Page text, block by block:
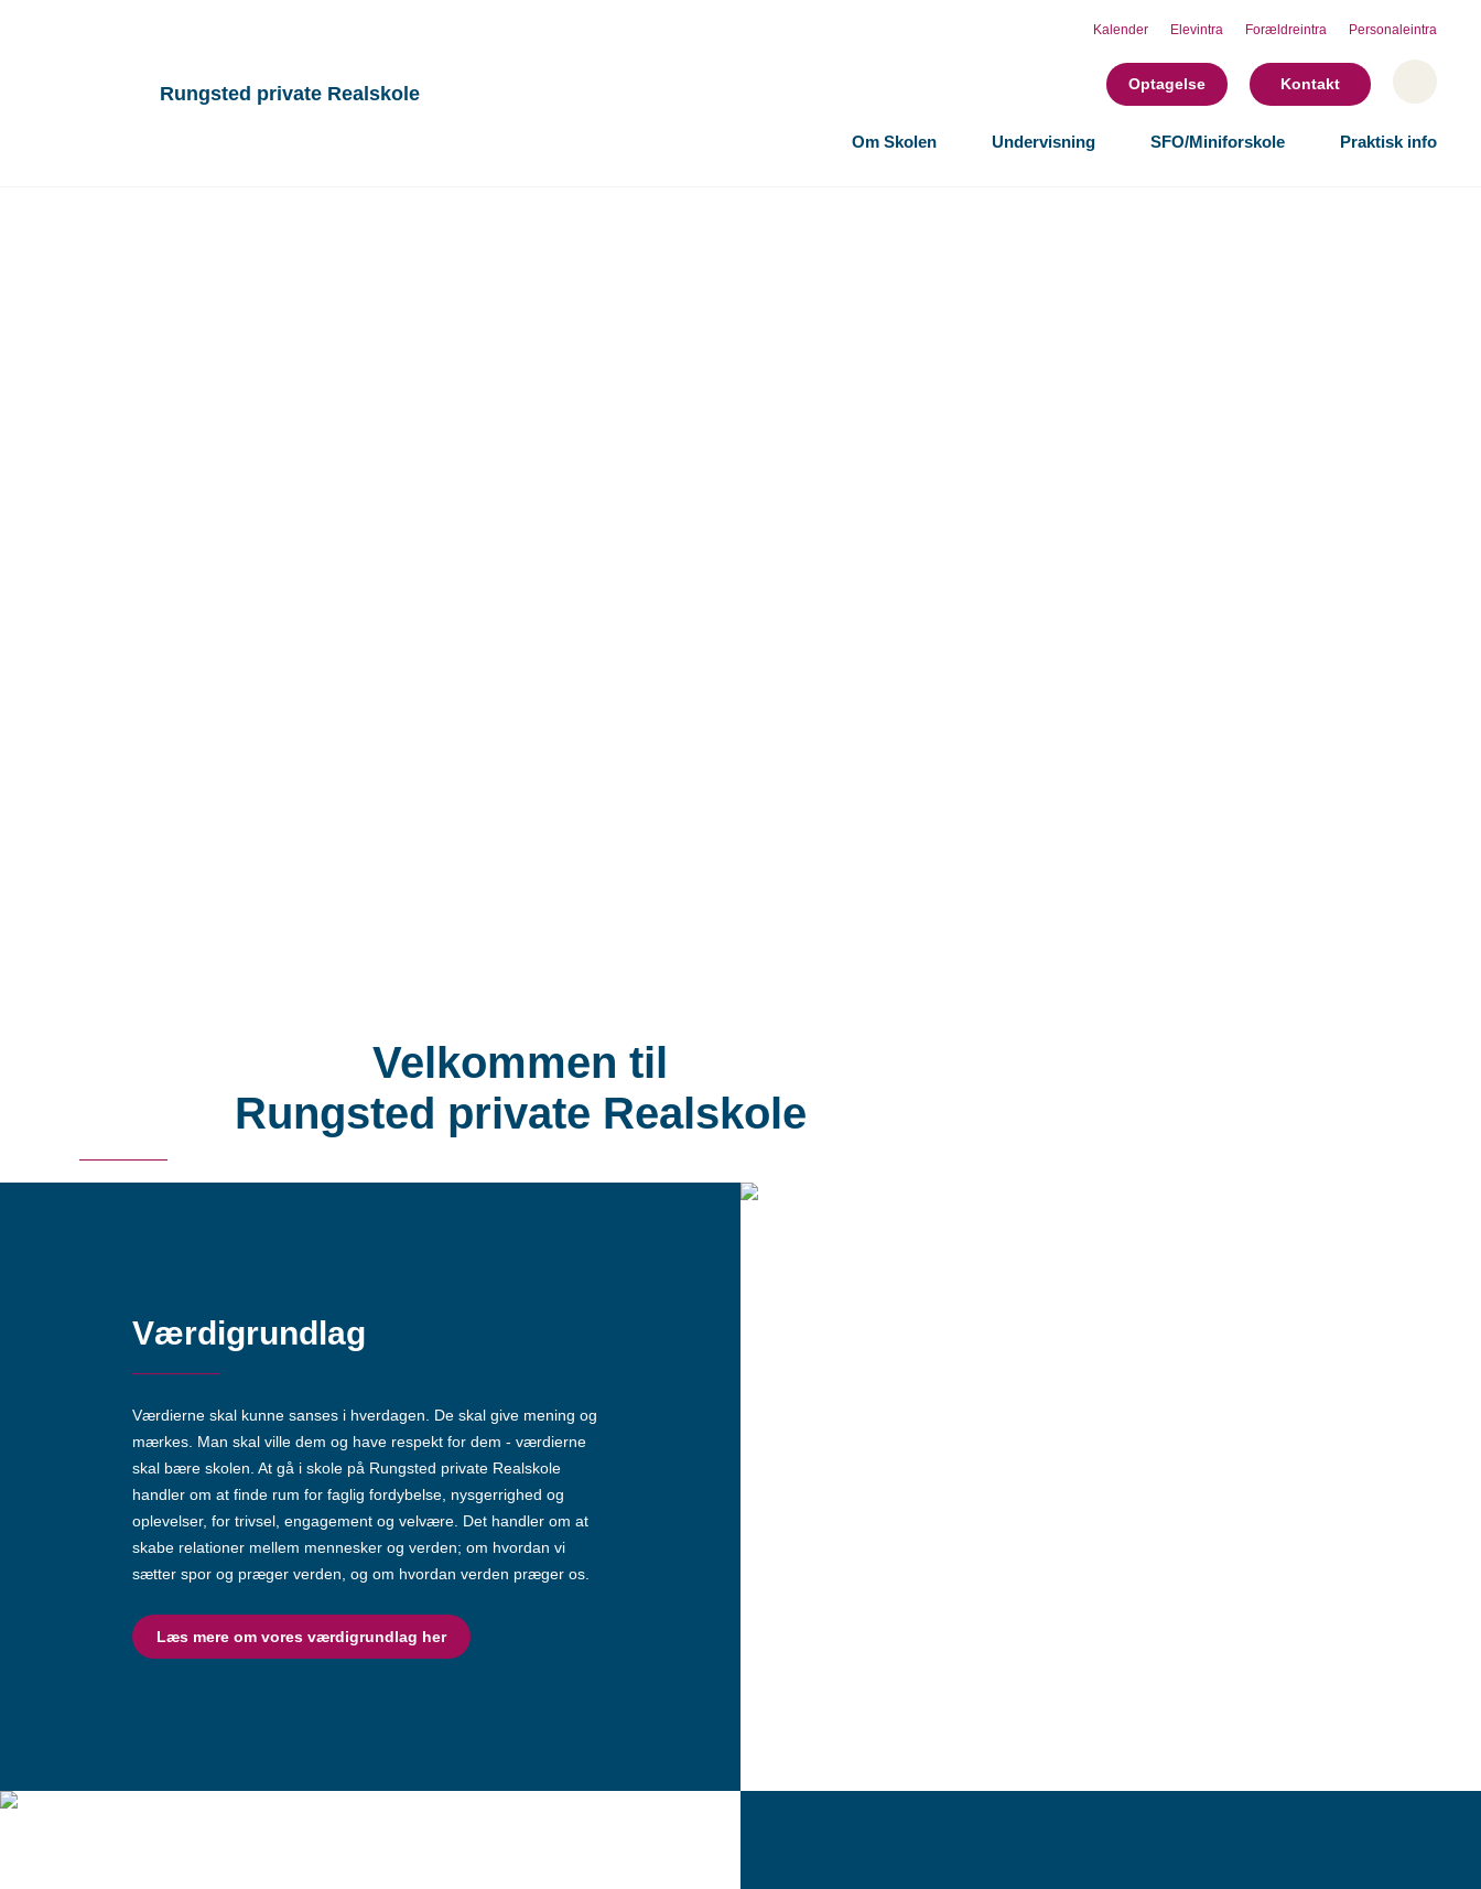
Rungsted private Realskole
Kalender Elevintra Forældreintra Personaleintra
Optagelse Kontakt
Om Skolen Undervisning SFO/Miniforskole Praktisk info
Velkommen til
Rungsted private Realskole
Værdigrundlag
Værdierne skal kunne sanses i hverdagen. De skal give mening og
mærkes. Man skal ville dem og have respekt for dem - værdierne
skal bære skolen. At gå i skole på Rungsted private Realskole
handler om at finde rum for faglig fordybelse, nysgerrighed og
oplevelser, for trivsel, engagement og velvære. Det handler om at
skabe relationer mellem mennesker og verden; om hvordan vi
sætter spor og præger verden, og om hvordan verden præger os.
Læs mere om vores værdigrundlag her